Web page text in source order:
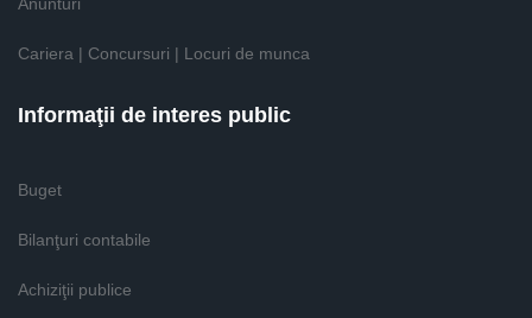
Cariera | Concursuri | Locuri de munca
Informaţii de interes public
Buget
Bilanţuri contabile
Achiziţii publice